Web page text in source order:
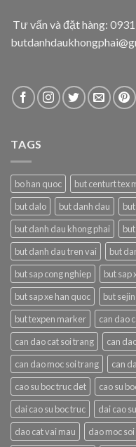
Tư vấn và đặt hàng:
TAGS
bo han quoc but centurt tex
but dalo
but danh dau
but danh dau khong phai
but danh dau tren vai
but
but sap cong nghiep
but sap
but sap xe han quoc
but sejin
but texpen marker
can dao
can dao cat soi trang
can
can dao moc soi trang
can
cao su boc truc det
cao su
dai cao su boc truc
dai cao
dao cat vai mau
dao moc soi